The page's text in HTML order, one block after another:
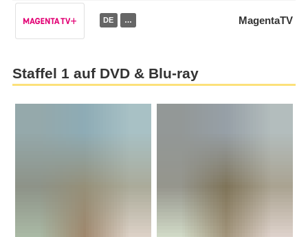
DE … MagentaTV
Staffel 1 auf DVD & Blu-ray